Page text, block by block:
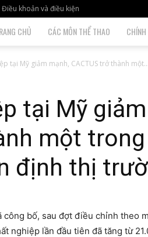
Điều khoản và điều kiện
CHỦ CÁC MÔN THỂ THAO
tại Mỹ giảm mạnh, CACTUS trở thành một...
tại Mỹ
một
định thị
công bố, sau đợt điều chỉnh theo
nghiệp lần đầu tiên đã tăng từ